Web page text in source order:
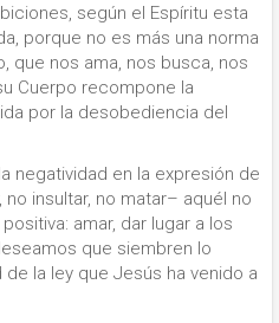
según el Espíritu esta
porque no es más una norma
que nos ama, nos busca, nos
Cuerpo recompone la
por la desobediencia del
negatividad en la expresión de
insultar, no matar– aquél no
amar, dar lugar a los
que siembren lo
la ley que Jesús ha venido a